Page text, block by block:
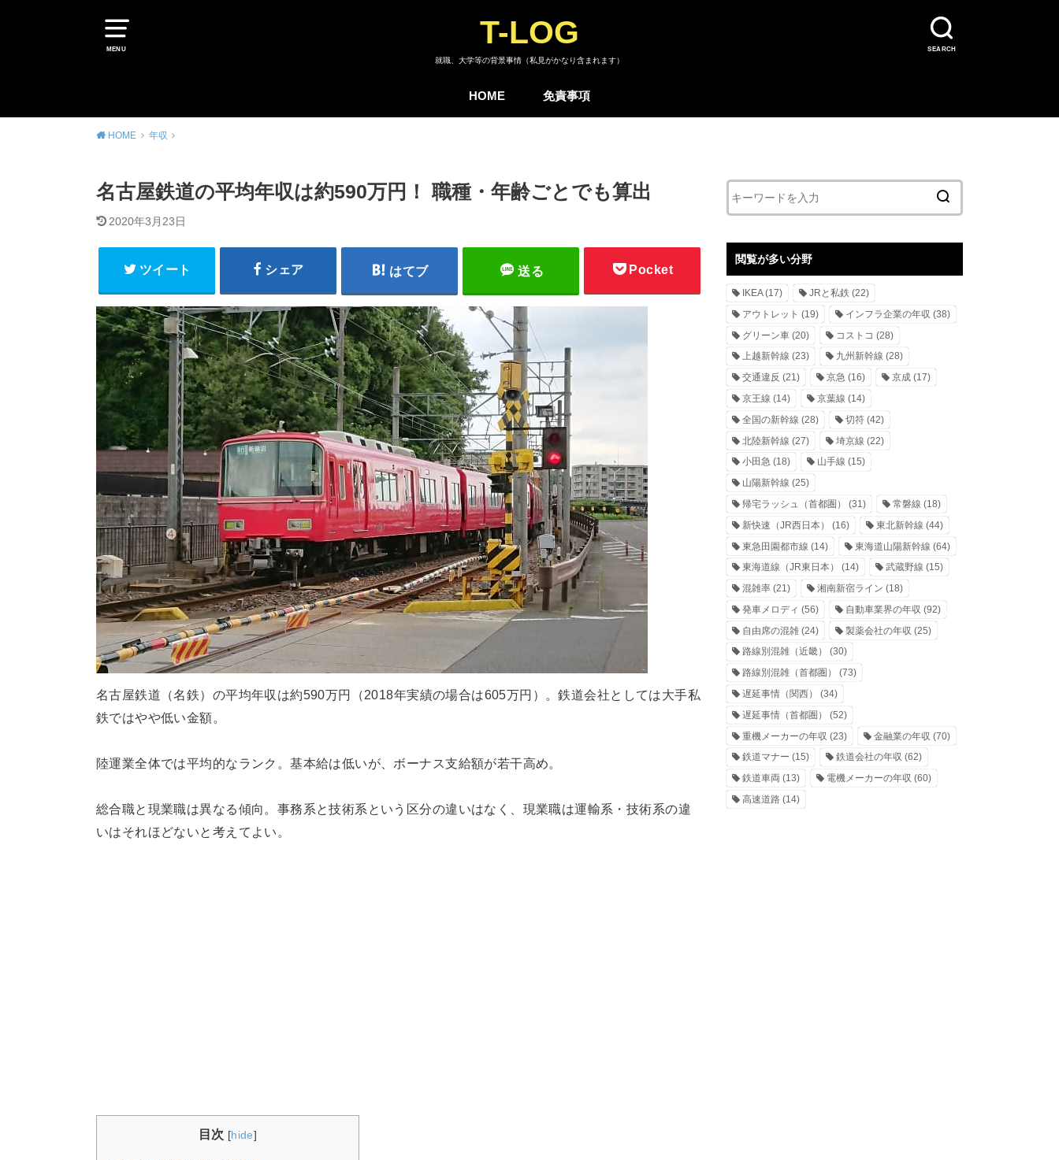
MENU SEARCH
T-LOG
就職、大学等の背景事情（私見がかなり含まれます）
HOME 免責事項
HOME 年収
名古屋鉄道の平均年収は約590万円！ 職種・年齢ごとでも算出
2020年3月23日
ツイート シェア はてブ 送る Pocket
名古屋鉄道（名鉄）の平均年収は約590万円（2018年実績の場合は605万円）。鉄道会社としては大手私
鉄ではやや低い金額。
陸運業全体では平均的なランク。基本給は低いが、ボーナス支給額が若干高め。
総合職と現業職は異なる傾向。事務系と技術系という区分の違いはなく、現業職は運輸系・技術系の違
いはそれほどないと考えてよい。
目次 [hide]
閲覧が多い分野
IKEA(17) JRと私鉄 (22)
アウトレット (19) インフラ企業の年収 (38)
グリーン車 (20) コストコ (28)
上越新幹線 (23) 九州新幹線 (28)
交通違反 (21) 京急 (16) 京成(17)
京王線 (14) 京葉線 (14)
全国の新幹線 (28) 切符(42)
北陸新幹線 (27) 埼京線 (22)
小田急 (18) 山手線 (15)
山陽新幹線 (25)
帰宅ラッシュ（首都圏）
(31) 常磐線 (18)
新快速（JR西日本）
(16) 東北新幹線 (44)
東急田園都市線 (14) 東海道山陽新幹線 (64)
東海道線（JR東日本）
(14) 武蔵野線 (15)
混雑率 (21) 湘南新宿ライン (18)
発車メロディ (56) 自動車業界の年収 (92)
自由席の混雑 (24) 製薬会社の年収 (25)
路線別混雑（近畿）
(30)
路線別混雑（首都圏）
(73)
遅延事情（関西）
(34)
遅延事情（首都圏）
(52)
重機メーカーの年収 (23) 金融業の年収 (70)
鉄道マナー (15) 鉄道会社の年収 (62)
鉄道車両 (13) 電機メーカーの年収 (60)
高速道路 (14)